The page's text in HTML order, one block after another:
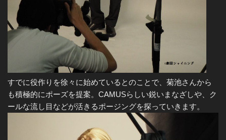
すでに役作りを徐々に始めているとのことで、菊池さんから
も積極的にポーズを提案。CAMUSらしい鋭いまなざしや、ク
ールな流し目などが活きるポージングを探っていきます。